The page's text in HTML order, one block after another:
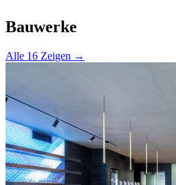
Bauwerke
Alle 16 Zeigen →